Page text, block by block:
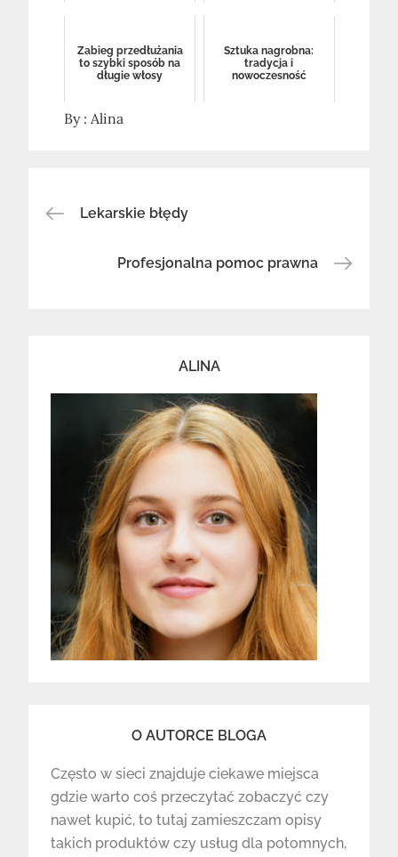
Zabieg przedłużania
to szybki sposób na
długie włosy
Sztuka nagrobna:
tradycja i
nowoczesność
By :Alina
Nawigacja
wpisu
Lekarskie błędy
Profesjonalna pomoc prawna
ALINA
O AUTORCE BLOGA
Często w sieci znajduje ciekawe miejsca
gdzie warto coś przeczytać zobaczyć czy
nawet kupić, to tutaj zamieszczam opisy
takich produktów czy usług dla potomnych,